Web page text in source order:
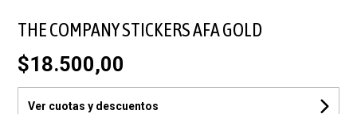
THE COMPANY STICKERS AFA GOLD
$18.500,00
Ver cuotas y descuentos